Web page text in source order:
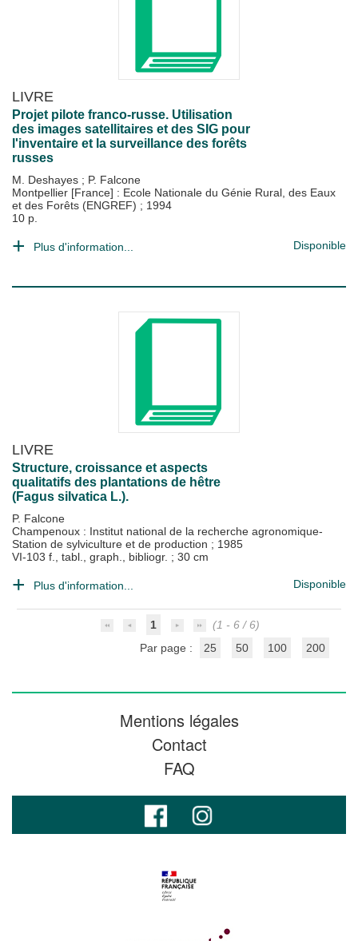
LIVRE
Projet pilote franco-russe. Utilisation
des images satellitaires et des SIG pour
l'inventaire et la surveillance des forêts
russes
M. Deshayes ; P. Falcone
Montpellier [France] : Ecole Nationale du Génie Rural, des Eaux
et des Forêts (ENGREF) ; 1994
10 p.
Plus d'information... Disponible
LIVRE
Structure, croissance et aspects
qualitatifs des plantations de hêtre
(Fagus silvatica L.).
P. Falcone
Champenoux : Institut national de la recherche agronomique-
Station de sylviculture et de production ; 1985
VI-103 f., tabl., graph., bibliogr. ; 30 cm
Plus d'information... Disponible
1
(1 - 6 / 6)
Par page :
25 50 100 200
Mentions légales
Contact
FAQ